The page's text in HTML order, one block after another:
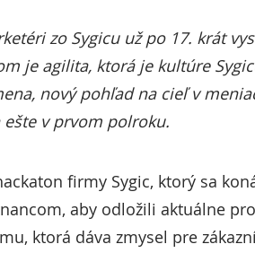
zo Sygicu už po 17. krát
je agilita, ktorá je kultúre
nový pohľad na cieľ v
ešte v prvom polroku.
firmy Sygic, ktorý sa
aby odložili aktuálne
ktorá dáva zmysel pre